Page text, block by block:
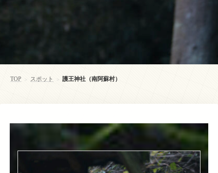
TOP > スポット > 護王神社（南阿蘇村）